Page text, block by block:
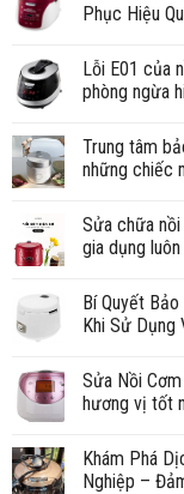
Phục Hiệu
Lỗi E01 của
phòng ngừa
Trung tâm
những chiếc
Sửa chữa
gia dụng
Bí Quyết
Khi Sử Dụng
Sửa Nồi
hương vị tốt
Khám Phá
Nghiệp –